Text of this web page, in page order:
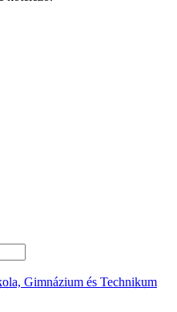
Gimnázium és Technikum